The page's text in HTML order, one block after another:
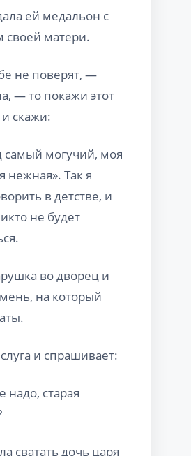
ей медальон с
своей матери.
не поверят, —
— то покажи этот
скажи:
самый могучий, моя
нежная». Так я
в детстве, и
не будет
во дворец и
на который
и спрашивает:
надо, старая
сватать дочь царя